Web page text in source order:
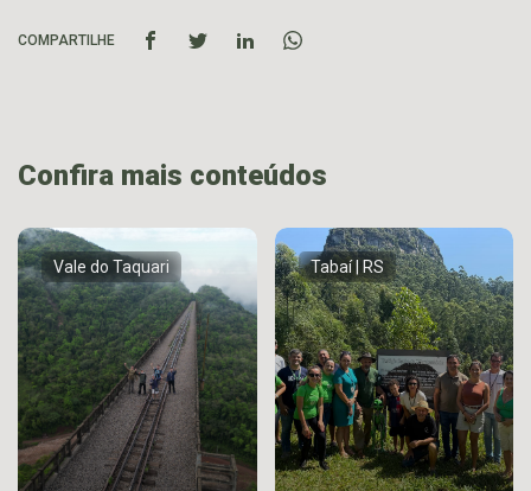
COMPARTILHE
Confira mais conteúdos
Vale do Taquari Tabaí | RS